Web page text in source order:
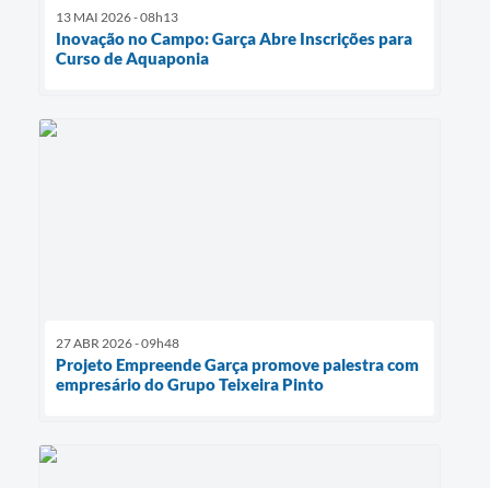
13 MAI 2026 - 08h13
Inovação no Campo: Garça Abre Inscrições para
Curso de Aquaponia
27 ABR 2026 - 09h48
Projeto Empreende Garça promove palestra com
empresário do Grupo Teixeira Pinto